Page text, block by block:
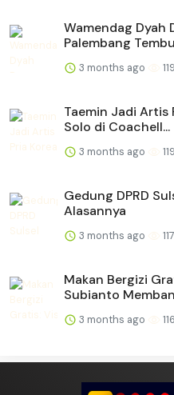
Wamendag Dyah
Palembang
3 months ago 119
Taemin Jadi Artis
Solo di Coachell...
3 months ago 119
Gedung DPRD
Alasannya
3 months ago 117
Makan Bergizi
Subianto
3 months ago 116